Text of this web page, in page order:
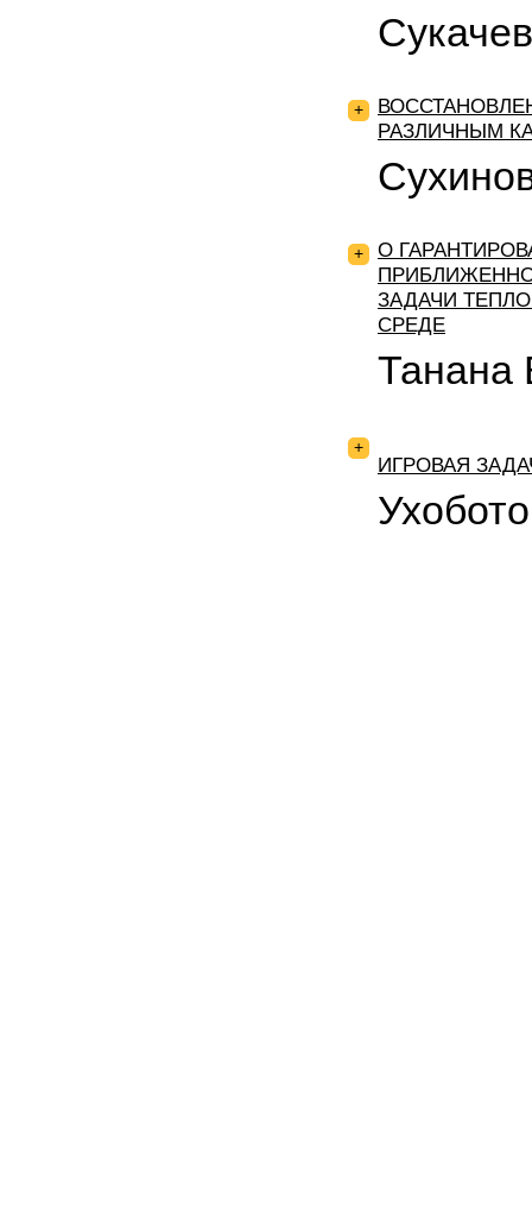
+
РАЗЛИЧНЫМ
+
О
ЗАДАЧИ
СРЕДЕ
Танана
+
ИГРОВАЯ